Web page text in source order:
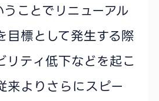
ことでリニューアル
目標として発生する際
リティ低下などを起こ
来よりさらにスピー